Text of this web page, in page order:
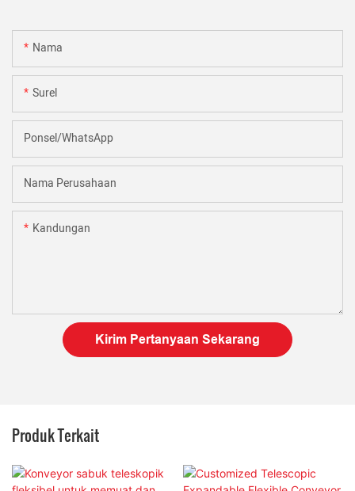
Nama
Surel
Ponsel/WhatsApp
Nama Perusahaan
Kandungan
Kirim Pertanyaan Sekarang
Produk Terkait